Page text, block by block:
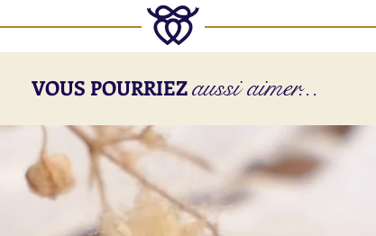
VOUS POURRIEZaussi aimer...